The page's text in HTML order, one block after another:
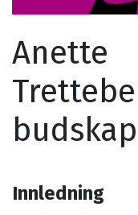
Anette
Innledning